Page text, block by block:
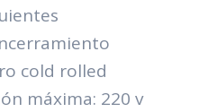
cold rolled
máxima: 220 v